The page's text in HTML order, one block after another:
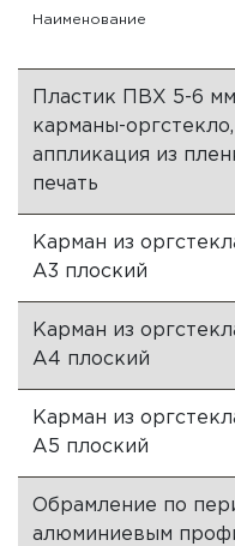
Наименование
Пластик ПВХ 5-6
карманы-оргстекло,
аппликация из
печать
Карман из
А3 плоский
Карман из
А4 плоский
Карман из
А5 плоский
Обрамление по
алюминиевым